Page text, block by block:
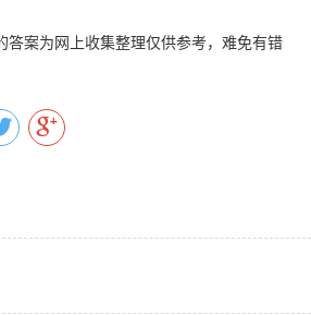
答案为网上收集整理仅供参考，难免有错